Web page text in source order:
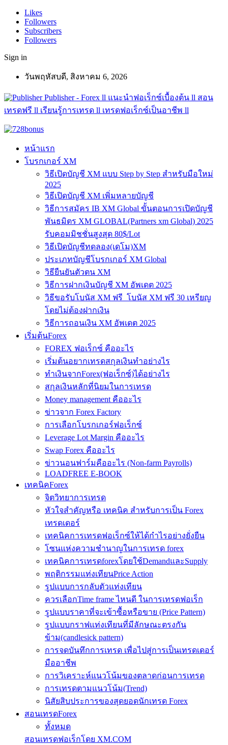
Likes
Followers
Subscribers
Followers
Sign in
วันพฤหัสบดี, สิงหาคม 6, 2026
Publisher - Forex ll แนะนำฟอเร็กซ์เบื้องต้น ll สอน
เทรดฟรี ll เรียนรู้การเทรด ll เทรดฟอเร็กซ์เป็นอาชีพ ll
หน้าแรก
โบรกเกอร์ XM
วิธีเปิดบัญชี XM แบบ Step by Step สำหรับมือใหม่
2025
วิธีเปิดบัญชี XM เพิ่มหลายบัญชี
วิธีการสมัคร IB XM Global ขั้นตอนการเปิดบัญชี
พันธมิตร XM GLOBAL(Partners xm Global) 2025
รับคอมมิชชั่นสูงสุด 80$/Lot
วิธีเปิดบัญชีทดลอง(เดโม)XM
ประเภทบัญชีโบรกเกอร์ XM Global
วิธียืนยันตัวตน XM
วิธีการฝากเงินบัญชี XM อัพเดต 2025
วิธีขอรับโบนัส XM ฟรี โบนัส XM ฟรี 30 เหรียญ
โดยไม่ต้องฝากเงิน
วิธีการถอนเงิน XM อัพเดต 2025
เริ่มต้นForex
FOREX ฟอเร็กซ์ คืออะไร
เริ่มต้นอยากเทรดสกุลเงินทำอย่างไร
ทำเงินจากForex(ฟอเร็กซ์)ได้อย่างไร
สกุลเงินหลักที่นิยมในการเทรด
Money management คืออะไร
ข่าวจาก Forex Factory
การเลือกโบรกเกอร์ฟอเร็กซ์
Leverage Lot Margin คืออะไร
Swap Forex คืออะไร
ข่าวนอนฟาร์มคืออะไร (Non-farm Payrolls)
LOADFREE E-BOOK
เทคนิคForex
จิตวิทยาการเทรด
หัวใจสำคัญหรือ เทคนิค สำหรับการเป็น Forex
เทรดเดอร์
เทคนิคการเทรดฟอเร็กซ์ให้ได้กำไรอย่างยั่งยืน
โซนแห่งความชำนาญในการเทรด forex
เทคนิคการเทรดforexโดยใช้DemandและSupply
พฤติกรรมแท่งเทียนPrice Action
รูปแบบการกลับตัวแท่งเทียน
ควรเลือกTime frame ไหนดี ในการเทรดฟอเร็ก
รูปแบบราคาที่จะเข้าซื้อหรือขาย (Price Pattern)
รูปแบบกราฟแท่งเทียนที่มีลักษณะตรงกัน
ข้าม(candlesick pattern)
การจดบันทึกการเทรด เพื่อไปสู่การเป็นเทรดเดอร์
มืออาชีพ
การวิเคราะห์แนวโน้มของตลาดก่อนการเทรด
การเทรดตามแนวโน้ม(Trend)
นิสัยสิบประการของสุดยอดนักเทรด Forex
สอนเทรดForex
ทั้งหมด
สอนเทรดฟอเร็กโดย XM.COM